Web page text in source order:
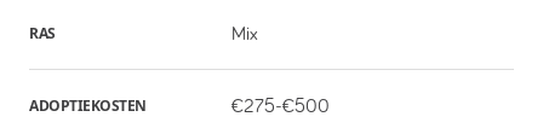
RAS Mix
ADOPTIEKOSTEN €275-€500